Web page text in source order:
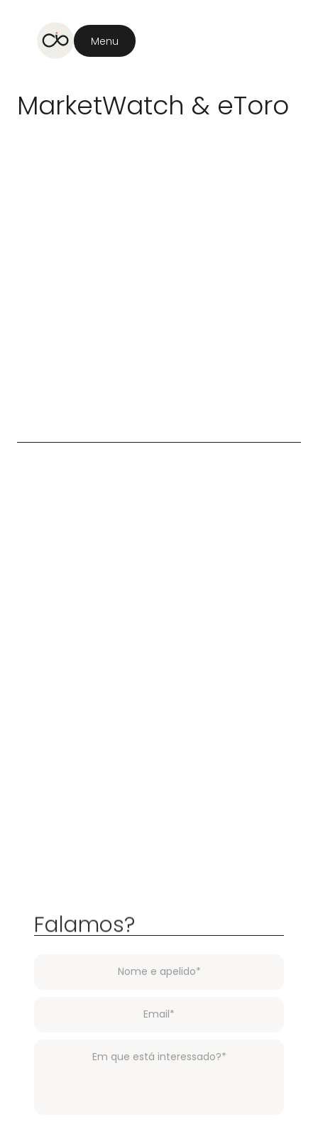
Menu
MarketWatch & eToro
Falamos?